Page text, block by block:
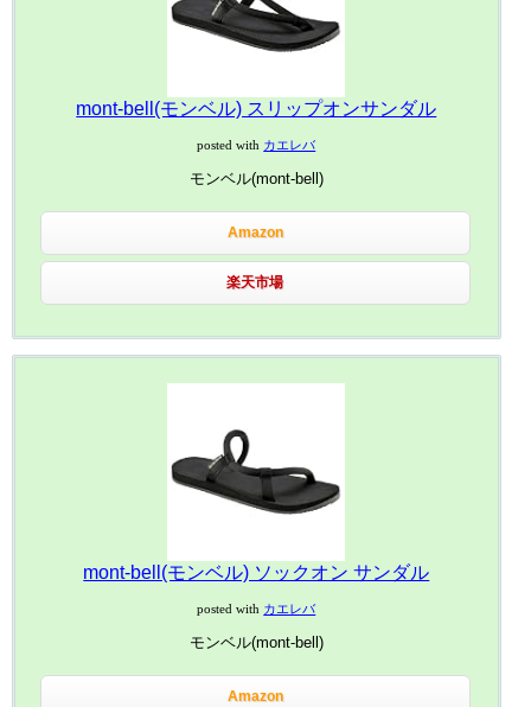
mont-bell(モンベル) スリップオンサンダル
posted with カエレバ
モンベル(mont-bell)
Amazon
楽天市場
mont-bell(モンベル) ソックオン サンダル
posted with カエレバ
モンベル(mont-bell)
Amazon